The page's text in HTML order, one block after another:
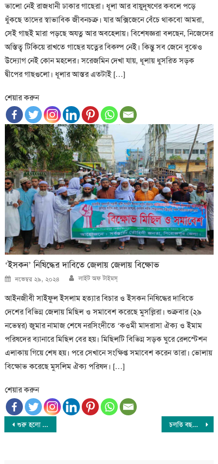
ভালো নেই রাজধানী ঢাকার গাছেরা। ধূলা আর বায়ুদূষণের কবলে পড়ে
ধুঁকছে তাদের স্বাভাবিক জীবনচক্র। যার অক্সিজেনে বেঁচে থাকবো আমরা,
সেই গাছই মারা পড়ছে অযত্ন আর অবহেলায়। বিশেষজ্ঞরা বলছেন, নিজেদের
অস্তিত্ব টিকিয়ে রাখতে গাছের যত্নের বিকল্প নেই। কিন্তু সব জেনে বুঝেও
উদ্যোগ নেই কোন মহলের। সরেজমিন দেখা যায়, ধূলায় ধুসরিত সড়ক
দ্বীপের গাছগুলো। ধূলার আস্তর এতটাই […]
শেয়ার করুন
‘ইসকন’ নিষিদ্ধের দাবিতে জেলায় জেলায় বিক্ষোভ
Posted
on
নভেম্বর ২৯, ২০২৪ Author
লাইট অফ টাইমস্
আইনজীবী সাইফুল ইসলাম হত্যার বিচার ও ইসকন নিষিদ্ধের দাবিতে
দেশের বিভিন্ন জেলায় মিছিল ও সমাবেশ করেছে মুসল্লিরা। শুক্রবার (২৯
নভেম্বর) জুমার নামাজ শেষে নরসিংদীতে ‘কওমী মাদরাসা ঐক্য ও ইমাম
পরিষদের ব্যানারে মিছিল বের হয়। মিছিলটি বিভিন্ন সড়ক ঘুরে রেলস্টেশন
এলাকায় গিয়ে শেষ হয়। পরে সেখানে সংক্ষিপ্ত সমাবেশ করেন তারা। ভোলায়
বিক্ষোভ করেছে মুসলিম ঐক্য পরিষদ। […]
শেয়ার করুন
Post
শুরু হলো ভাষার মাস ফেব্রুয়ারি চলতি বছরে দেশে চারটি ক্যান্সার হাসপাতাল চালুর ঘোষণা